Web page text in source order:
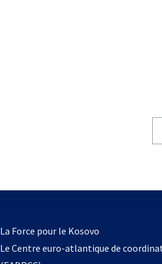
La Force pour le Kosovos’ouvre
dans
Le Centre euro-atlantique de